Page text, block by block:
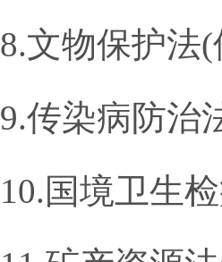
8.文物保护法
9.传染病防治
10.国境卫生